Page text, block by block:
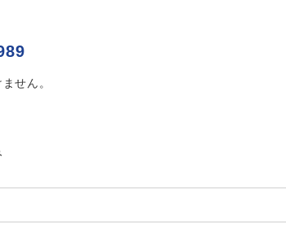
せん。